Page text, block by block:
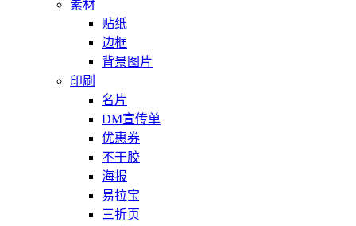
素材
贴纸
边框
背景图片
印刷
名片
DM宣传单
优惠券
不干胶
海报
易拉宝
三折页